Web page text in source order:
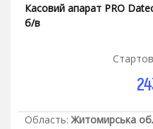
Касовий апарат PRO
б/в
Область: Житомирська